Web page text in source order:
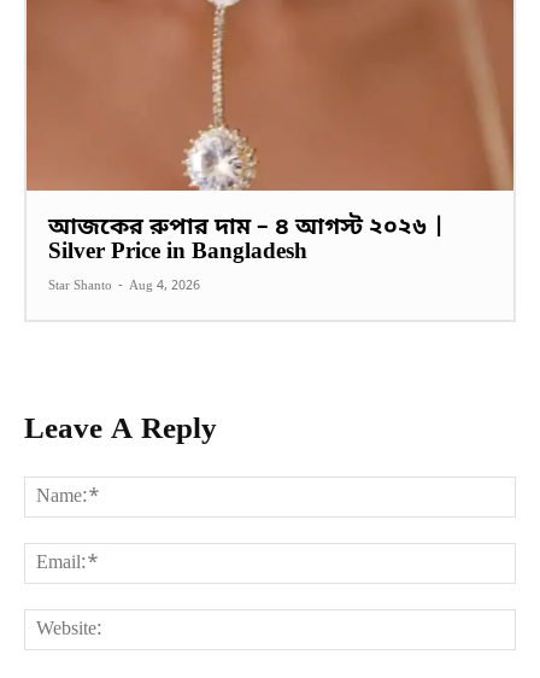
আজকের রুপার দাম – ৪ আগস্ট ২০২৬ |
Silver Price in Bangladesh
Star Shanto - Aug 4, 2026
Leave A Reply